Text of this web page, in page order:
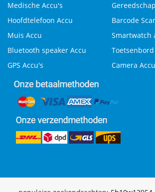
Medische Accu's
Hoofdtelefoon Accu
Barcode
Muis Accu
Smartwatch
Bluetooth speaker Accu
Toetsenbord
GPS Accu's
Camera Accu